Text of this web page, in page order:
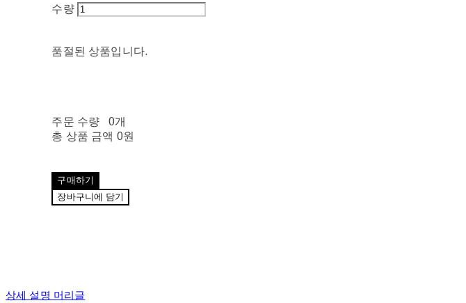
수량
품절된 상품입니다.
주문 수량
0개
총 상품 금액 0원
구매하기
장바구니에 담기
상세 설명 머리글